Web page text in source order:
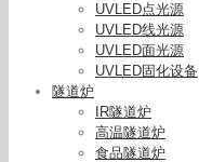
UVLED点光源
UVLED线光源
UVLED面光源
UVLED固化设备
隧道炉
IR隧道炉
高温隧道炉
食品隧道炉